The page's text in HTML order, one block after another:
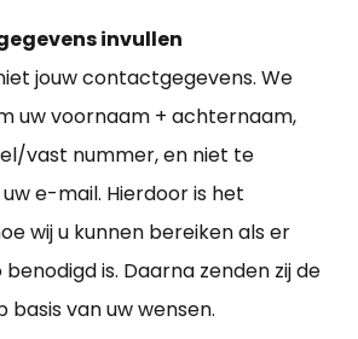
invullen
jouw contactgegevens. We
uw voornaam + achternaam,
vast nummer, en niet te
e-mail. Hierdoor is het
wij u kunnen bereiken als er
is. Daarna zenden zij de
van uw wensen.